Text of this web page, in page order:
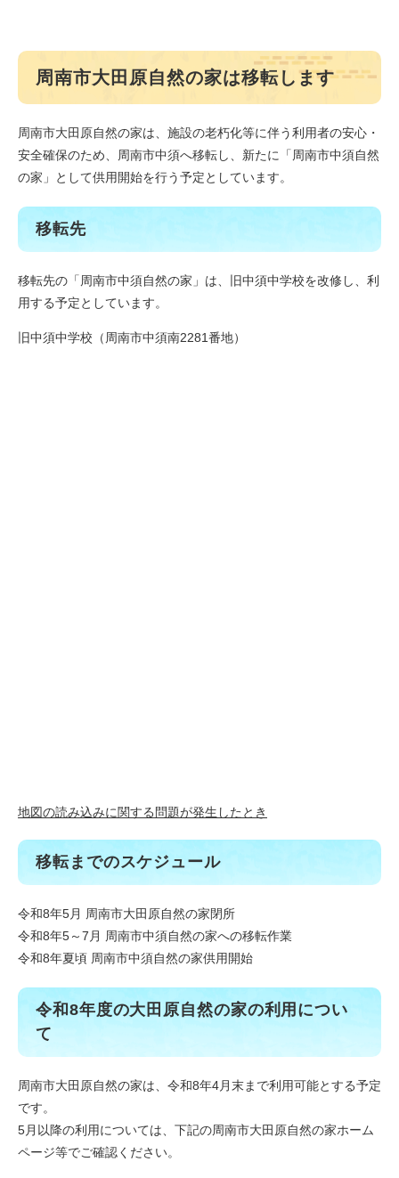
周南市大田原自然の家は移転します
周南市大田原自然の家は、施設の老朽化等に伴う利用者の安心・
安全確保のため、周南市中須へ移転し、新たに「周南市中須自然
の家」として供用開始を行う予定としています。
移転先
移転先の「周南市中須自然の家」は、旧中須中学校を改修し、利
用する予定としています。
旧中須中学校（周南市中須南2281番地）
地図の読み込みに関する問題が発生したとき
移転までのスケジュール
令和8年5月 周南市大田原自然の家閉所
令和8年5～7月 周南市中須自然の家への移転作業
​令和8年夏頃 周南市中須自然の家供用開始
令和8年度の大田原自然の家の利用につい
て
周南市大田原自然の家は、令和8年4月末まで利用可能とする予定
です。
5月以降の利用については、下記の周南市大田原自然の家ホーム
ページ等でご確認ください。